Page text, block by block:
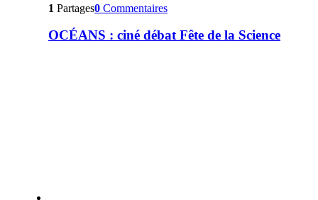
1 Partages0 Commentaires
OCÉANS : ciné débat Fête de la Science